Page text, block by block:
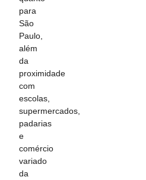
para
São
Paulo,
além
da
proximidade
com
escolas,
supermercados,
padarias
e
comércio
variado
da